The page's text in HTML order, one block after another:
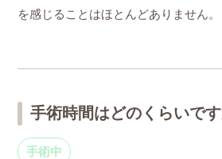
を感じることはほとんどありません。
手術時間はどのくらいで
手術中